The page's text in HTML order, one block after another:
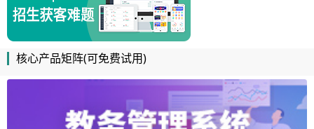
核心产品矩阵(可免费试用)